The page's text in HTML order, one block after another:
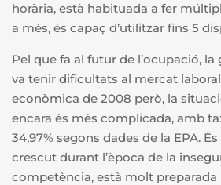
horària, està habituada a fer
a més, és capaç d’utilitzar fins 5
Pel que fa al futur de l’ocupació, la
va tenir dificultats al mercat
econòmica de 2008 però, la
encara és més complicada, amb
34,97% segons dades de la EPA.
crescut durant l’època de la
competència, està molt preparada